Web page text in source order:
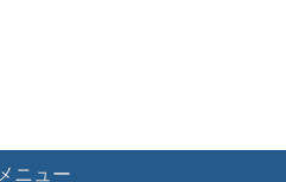
メニュー